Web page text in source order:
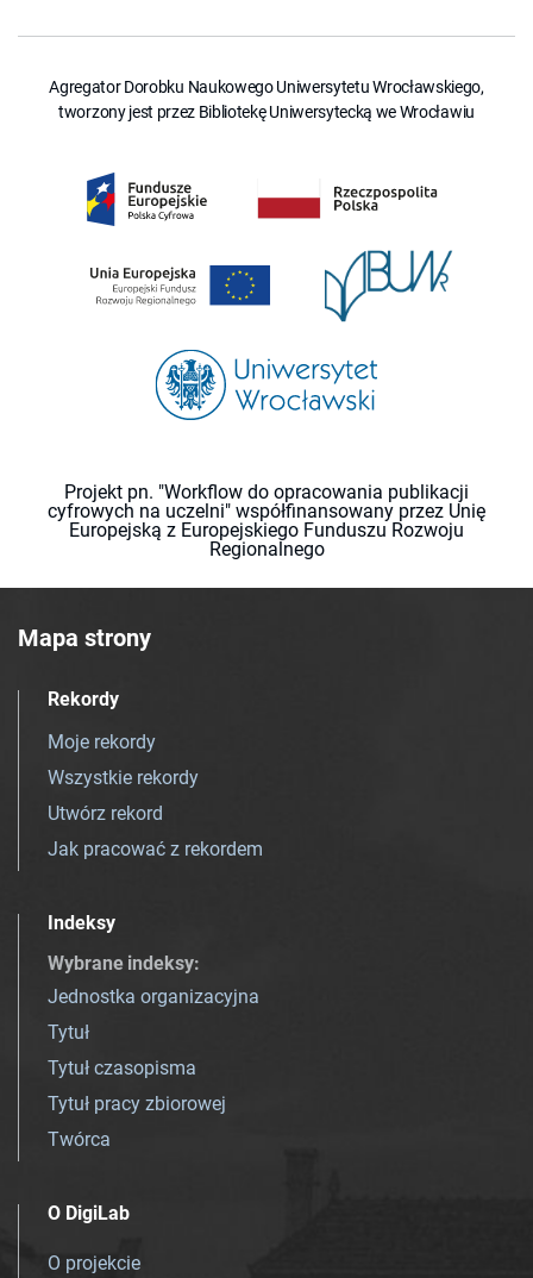
Agregator Dorobku Naukowego Uniwersytetu Wrocławskiego,
tworzony jest przez Bibliotekę Uniwersytecką we Wrocławiu
Projekt pn. "Workflow do opracowania publikacji
cyfrowych na uczelni" współfinansowany przez Unię
Europejską z Europejskiego Funduszu Rozwoju
Regionalnego
Mapa strony
Rekordy
Moje rekordy
Wszystkie rekordy
Utwórz rekord
Jak pracować z rekordem
Indeksy
Wybrane indeksy:
Jednostka organizacyjna
Tytuł
Tytuł czasopisma
Tytuł pracy zbiorowej
Twórca
O DigiLab
O projekcie